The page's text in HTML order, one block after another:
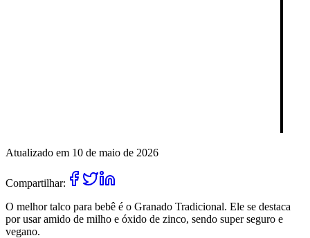
Atualizado em 10 de maio de 2026
Compartilhar:
O melhor talco para bebê é o Granado Tradicional. Ele se destaca
por usar amido de milho e óxido de zinco, sendo super seguro e
vegano.